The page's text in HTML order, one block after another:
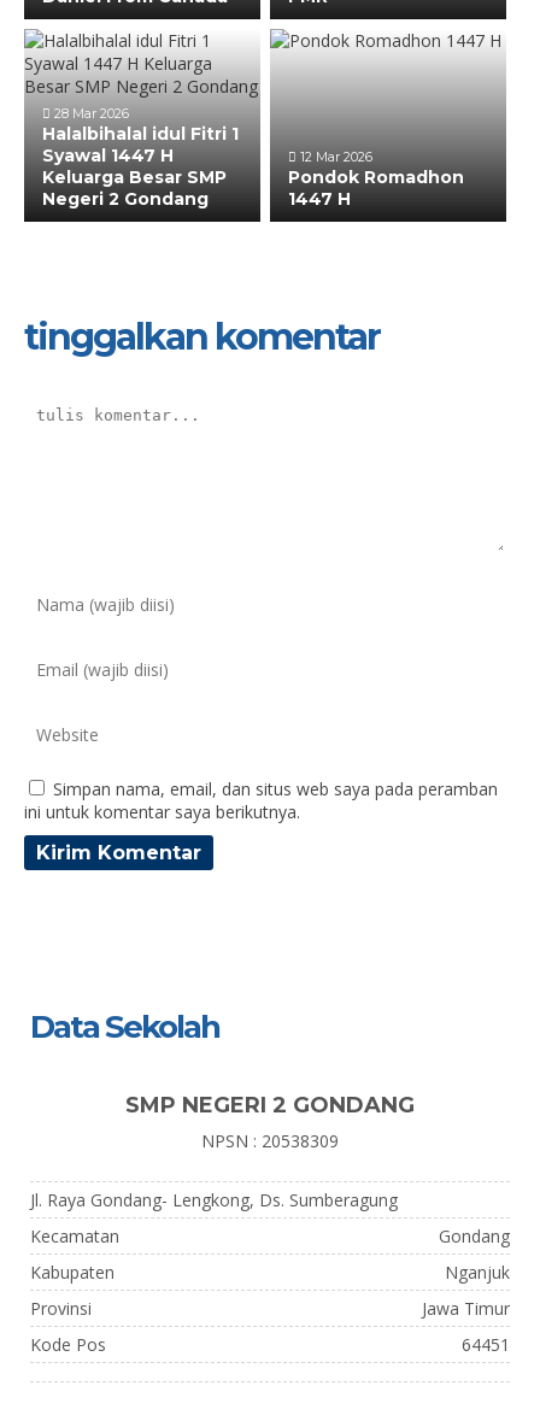
28 Mar 2026
Halalbihalal idul Fitri 1
Syawal 1447 H
Keluarga Besar SMP
Negeri 2 Gondang
12 Mar 2026
Pondok Romadhon
1447 H
tinggalkan komentar
Simpan nama, email, dan situs web saya pada peramban
ini untuk komentar saya berikutnya.
Data Sekolah
SMP NEGERI 2 GONDANG
NPSN : 20538309
Jl. Raya Gondang- Lengkong, Ds. Sumberagung
Kecamatan
Gondang
Kabupaten
Nganjuk
Provinsi
Jawa Timur
Kode Pos
64451